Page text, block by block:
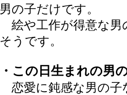
男の子だけです。
絵や工作が得意な男
そうです。
・この日生まれの男
恋愛に鈍感な男の子